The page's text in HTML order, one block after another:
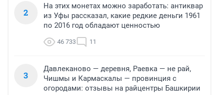
2
На этих монетах можно заработать: антиквар
из Уфы рассказал, какие редкие деньги 1961
по 2016 год обладают ценностью
46 733 11
3
Давлеканово — деревня, Раевка — не рай,
Чишмы и Кармаскалы — провинция с
огородами: отзывы на райцентры Башкирии